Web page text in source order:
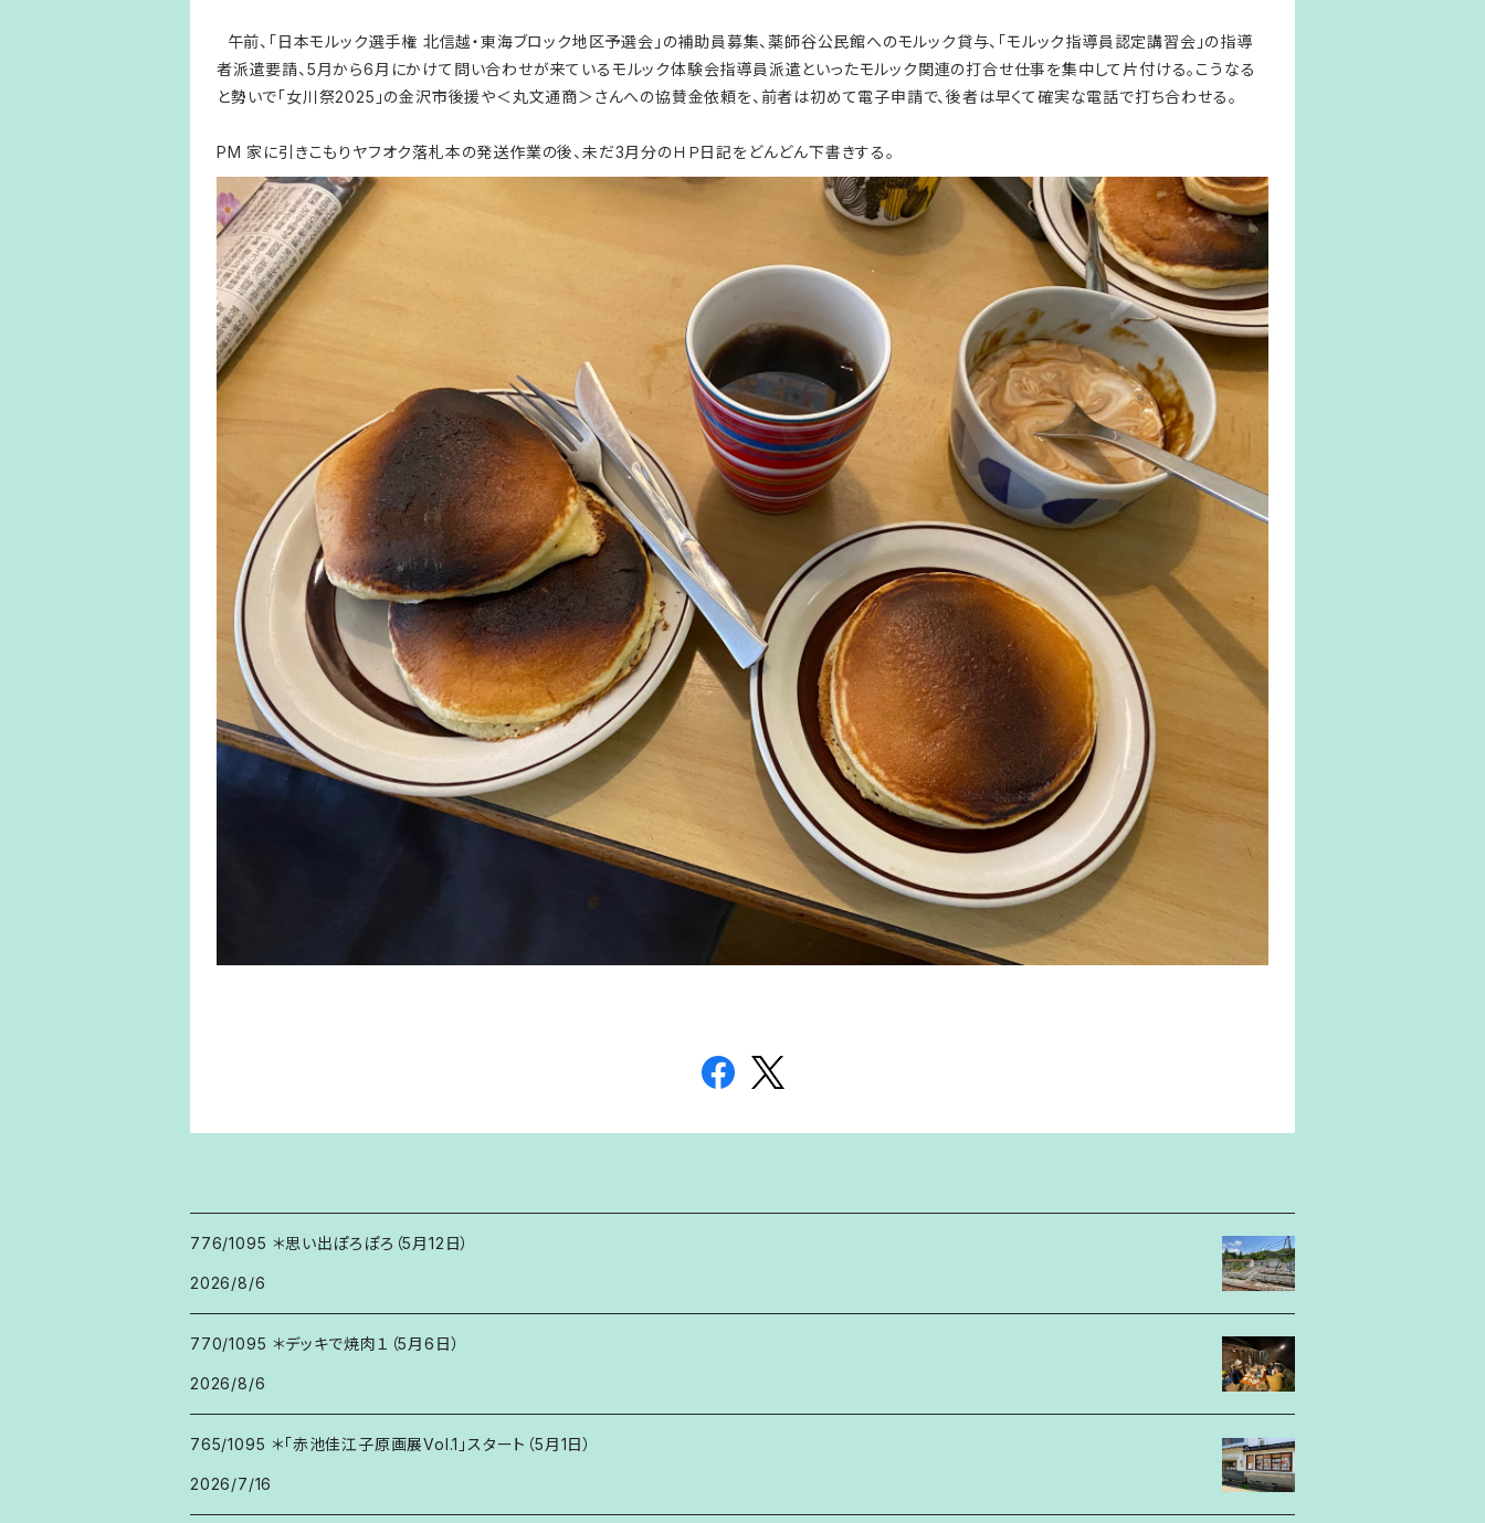
午前、「日本モルック選手権 北信越・東海ブロック地区予選会」の補助員募集、薬師谷公民館へのモルック貸与、「モルック指導員認定講習会」の指導
者派遣要請、5月から6月にかけて問い合わせが来ているモルック体験会指導員派遣といったモルック関連の打合せ仕事を集中して片付ける。こうなる
と勢いで「女川祭2025」の金沢市後援や＜丸文通商＞さんへの協賛金依頼を、前者は初めて電子申請で、後者は早くて確実な電話で打ち合わせる。
PM 家に引きこもりヤフオク落札本の発送作業の後、未だ3月分のＨＰ日記をどんどん下書きする。
776/1095 ＊思い出ぽろぽろ（5月12日）
2026/8/6
770/1095 ＊デッキで焼肉１（5月6日）
2026/8/6
765/1095 ＊「赤池佳江子原画展Vol.1」スタート（5月1日）
2026/7/16